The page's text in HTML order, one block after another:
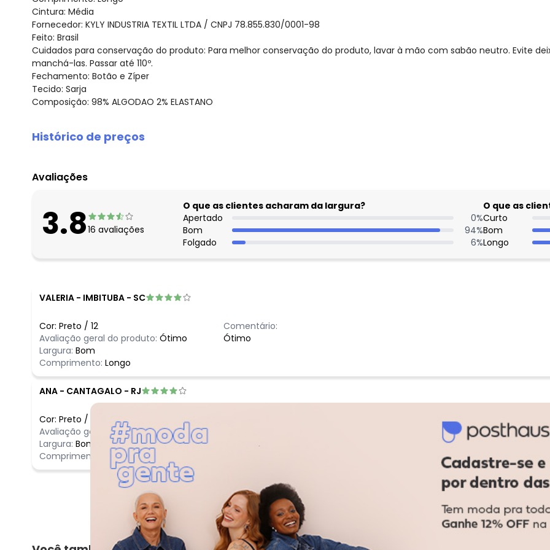
Cintura: Média
Fornecedor: KYLY INDUSTRIA TEXTIL LTDA / CNPJ 78.855.830/0001-98
Feito: Brasil
Cuidados para conservação do produto: Para melhor conservação do produto, lavar à mão com sabão neutro. Evite
manchá-las. Passar até 110º.
Fechamento: Botão e Zíper
Tecido: Sarja
Composição: 98% ALGODAO 2% ELASTANO
Histórico de preços
agosto/2026
maio/2026
abril/2026
fevereiro/2026
Avaliações
3.816 avaliações
O que as clientes acharam da largura?
Apertado
0%
Bom
94%
Folgado
6%
O que as
Curto
Bom
Longo
VALERIA - IMBITUBA - SC
Cor: Preto / 12
Avaliação geral do produto: Ótimo
Largura: Bom
Comprimento: Longo
Comentário:
Ótimo
ANA - CANTAGALO - RJ
Cor: Preto /
Avaliação geral do produto: Ótimo
Largura: Bom
Comprimento:
Bom
Ver todas as avaliações